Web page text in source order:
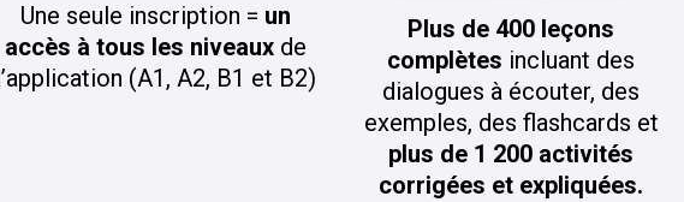
Une seule inscription = un
accès à tous les niveauxde
l’application (A1, A2, B1 et B2)
Plus de 400 leçons
complètes incluant des
dialogues à écouter, des
exemples, des flashcards et
plus de 1 200 activités
corrigées et expliquées.